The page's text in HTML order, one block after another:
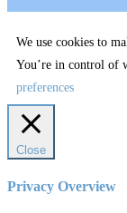
We use cookies to
You’re in control of
preferences
Close
Privacy Overview